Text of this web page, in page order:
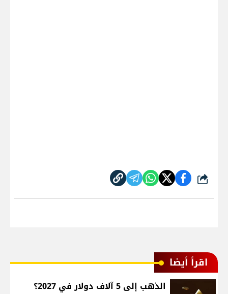
شارك
اقرأ أيضا
الذهب إلى 5 آلاف دولار في 2027؟